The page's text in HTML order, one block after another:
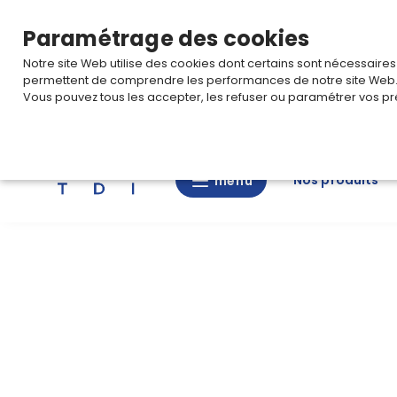
menu
menu Nos produits
Paramétrage des cookies
Notre site Web utilise des cookies dont certains sont
permettent de comprendre les performances de notre site Web.
Vous pouvez tous les accepter, les refuser ou paramétrer vos